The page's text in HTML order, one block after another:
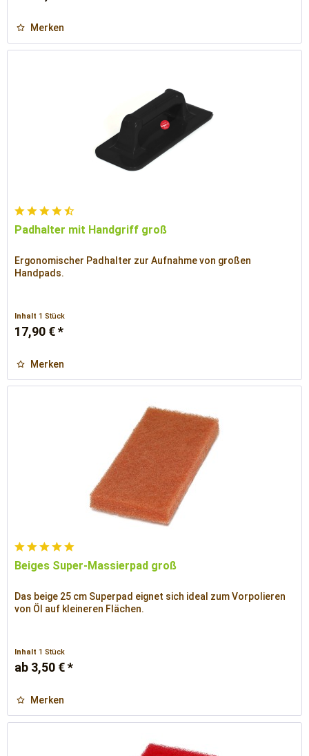
Merken
Padhalter mit Handgriff groß
Ergonomischer Padhalter zur Aufnahme von großen
Handpads.
Inhalt1 Stück
17,90 € *
Merken
Beiges Super-Massierpad groß
Das beige 25 cm Superpad eignet sich ideal zum Vorpolieren
von Öl auf kleineren Flächen.
Inhalt1 Stück
ab 3,50 € *
Merken